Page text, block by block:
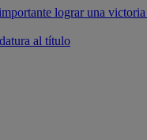
lograr una
al título